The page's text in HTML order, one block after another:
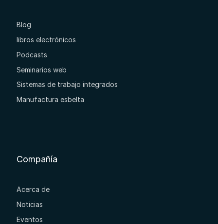
Blog
libros electrónicos
Podcasts
Seminarios web
Sistemas de trabajo integrados
Manufactura esbelta
Compañía
Acerca de
Noticias
Eventos